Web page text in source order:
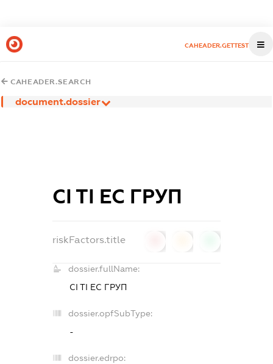
CAHEADER.GETTEST
CAHEADER.SEARCH
document.dossier
СІ ТІ ЕС ГРУП
riskFactors.title
dossier.fullName:
СІ ТІ ЕС ГРУП
dossier.opfSubType:
-
dossier.edrpo: